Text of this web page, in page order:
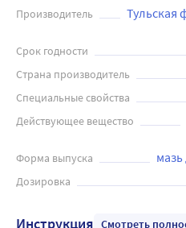
Производитель
Тульская
Срок годности
Страна производитель
Специальные свойства
Действующее вещество
Форма выпуска
Дозировка
Инструкция Смотреть